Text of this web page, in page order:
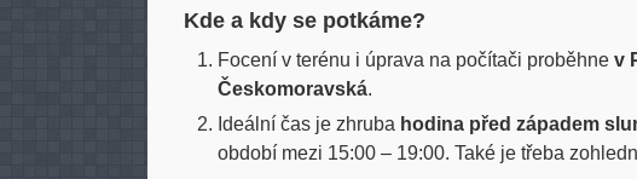
Kde a kdy se potkáme?
Focení v terénu i úprava na počítači proběhne v
Českomoravská.
Ideální čas je zhruba hodina před západem
období mezi 15:00 – 19:00. Také je třeba